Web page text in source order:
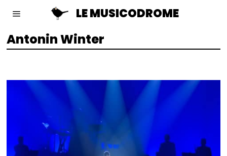
LE MUSICODROME
Antonin Winter